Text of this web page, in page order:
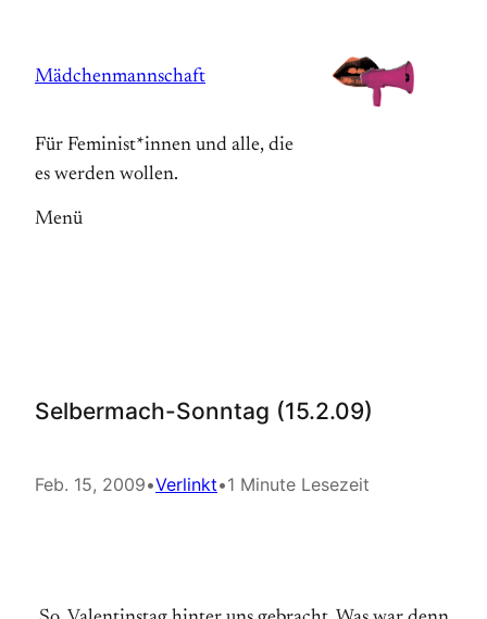
springen
Mädchenmannschaft
Für Feminist*innen und alle, die
es werden wollen.
Menü
Selbermach-Sonntag (15.2.09)
Feb. 15, 2009•Verlinkt•1 Minute Lesezeit